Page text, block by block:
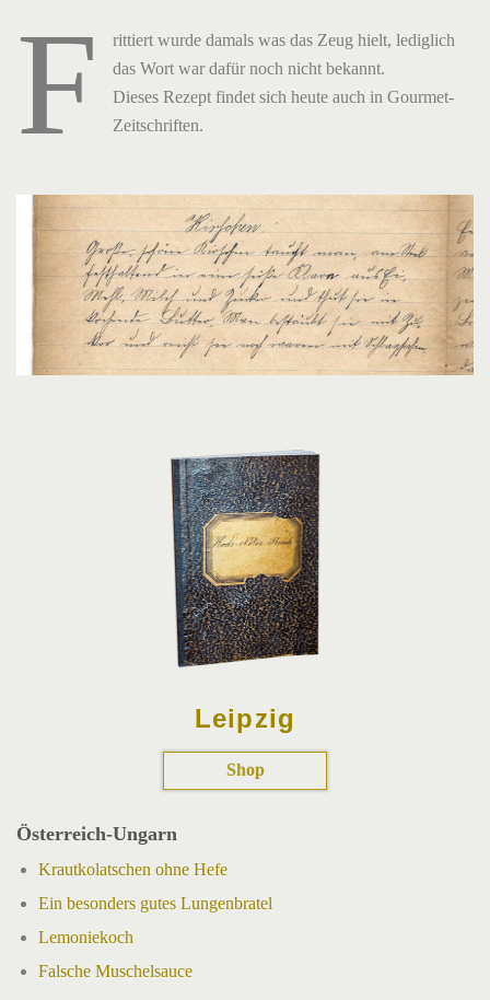
F
rittiert wurde damals was das Zeug hielt, lediglich
das Wort war dafür noch nicht bekannt.
Dieses Rezept findet sich heute auch in Gourmet-
Zeitschriften.
Leipzig
Shop
Österreich-Ungarn
Krautkolatschen ohne Hefe
Ein besonders gutes Lungenbratel
Lemoniekoch
Falsche Muschelsauce